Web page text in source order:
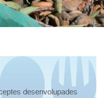
desenvolupades